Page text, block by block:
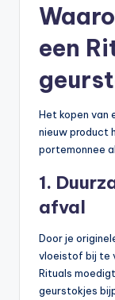
een
Het kopen van
nieuw product
portemonnee
1.
afval
Door je
vloeistof bij te
Rituals moedigt
geurstokjes